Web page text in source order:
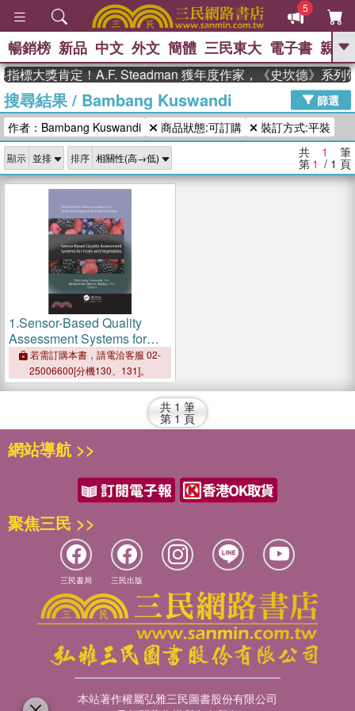
5
GO
熱搜： 東野圭吾 The Odyssey 、
父親節 、 如果歷史是一群喵 、 暑期
推薦 、 國際布克獎 臺灣漫遊錄 、 方
念華 、 台灣的李登輝時代 、 數學女
孩：黎曼猜想
偉大的迷走神經
暢銷榜 新品 中文 外文 簡體 三民東大 電子書 親子
標大獎肯定！A.F. Steadman 獲年度作家，《史坎德》系列
搜尋結果/ Bambang Kuswandi
篩選
作者：Bambang Kuswandi
商品狀態:可訂購 裝訂方式:平裝
顯示 排序 共 1 筆
第 1 / 1 頁
1.Sensor-Based Quality
Assessment Systems for
Fruits and Vegetables
若需訂購本書，請電洽客服 02-
25006600[分機130、131]。
共 1 筆
第 1 頁
網站導航 >>
聚焦三民 >>
三民書局 三民出版
本站著作權屬弘雅三民圖書股份有限公司